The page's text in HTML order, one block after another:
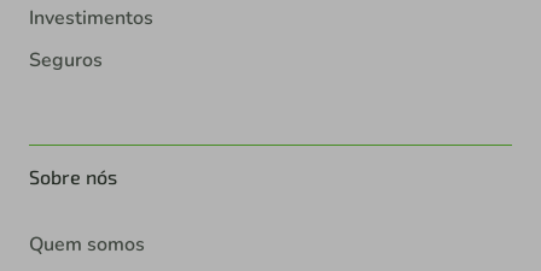
Investimentos
Seguros
Sobre nós
Quem somos